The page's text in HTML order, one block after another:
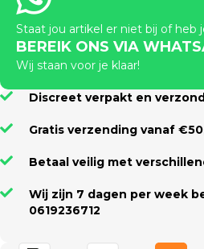
Staat jou artikel er niet bij of heb
BEREIK ONS VIA
Wij staan voor je klaar!
Discreet verpakt en
Gratis verzending vanaf
Betaal veilig met
Wij zijn 7 dagen per week
0619236712